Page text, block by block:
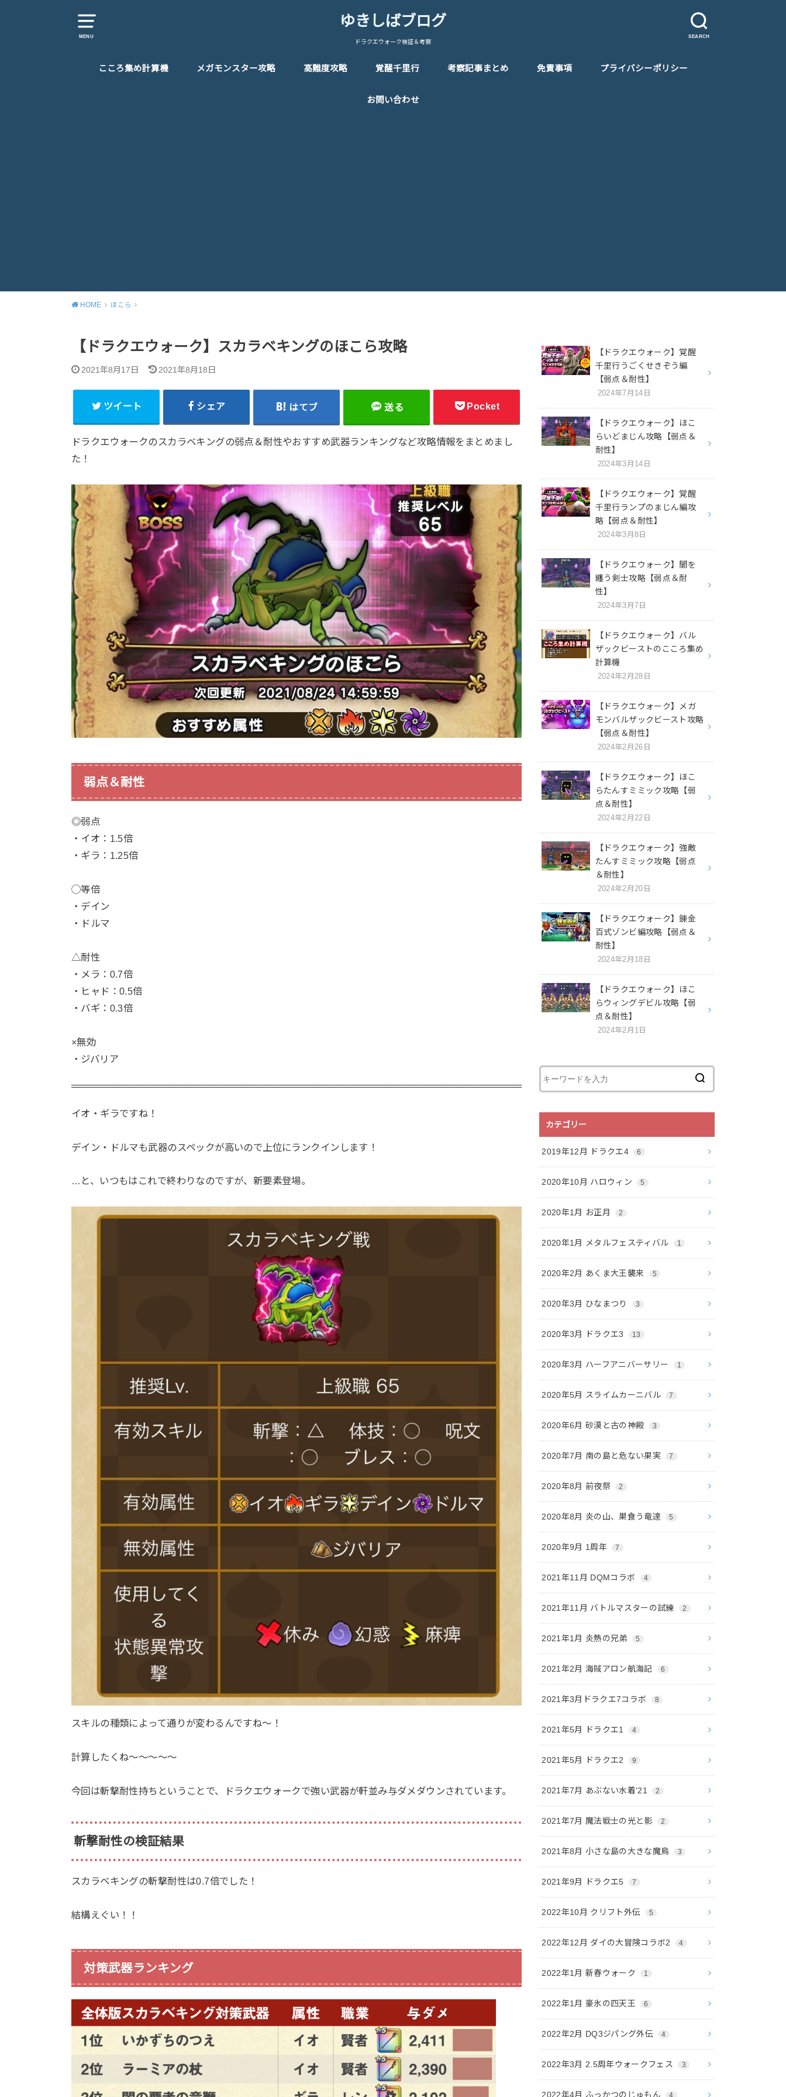
MENU SEARCH
ゆきしばブログ
ドラクエウォーク検証＆考察
こころ集め計算機 メガモンスター攻略 高難度攻略 覚醒千里行 考察記事まとめ 免責事項 プライバシーポリシー
お問い合わせ
HOME ほこら
【ドラクエウォーク】スカラベキングのほこら攻略
2021年8月17日 2021年8月18日
ツイート シェア はてブ 送る Pocket
ドラクエウォークのスカラベキングの弱点＆耐性やおすすめ武器ランキングなど攻略情報をまとめまし
た！
弱点＆耐性
◎弱点
・イオ：1.5倍
・ギラ：1.25倍
◯等倍
・デイン
・ドルマ
△耐性
・メラ：0.7倍
・ヒャド：0.5倍
・バギ：0.3倍
×無効
・ジバリア
イオ・ギラですね！
デイン・ドルマも武器のスペックが高いので上位にランクインします！
…と、いつもはこれで終わりなのですが、新要素登場。
スキルの種類によって通りが変わるんですね〜！
計算したくね〜〜〜〜〜
今回は斬撃耐性持ちということで、ドラクエウォークで強い武器が軒並み与ダメダウンされています。
斬撃耐性の検証結果
スカラベキングの斬撃耐性は0.7倍でした！
結構えぐい！！
対策武器ランキング
【ドラクエウォーク】覚醒
千里行うごくせきぞう編
【弱点＆耐性】
2024年7月14日
【ドラクエウォーク】ほこ
らいどまじん攻略【弱点＆
耐性】
2024年3月14日
【ドラクエウォーク】覚醒
千里行ランプのまじん編攻
略【弱点＆耐性】
2024年3月8日
【ドラクエウォーク】闇を
纏う剣士攻略【弱点＆耐
性】
2024年3月7日
【ドラクエウォーク】バル
ザックビーストのこころ集め
計算機
2024年2月28日
【ドラクエウォーク】メガ
モンバルザックビースト攻略
【弱点＆耐性】
2024年2月26日
【ドラクエウォーク】ほこ
らたんすミミック攻略【弱
点＆耐性】
2024年2月22日
【ドラクエウォーク】強敵
たんすミミック攻略【弱点
＆耐性】
2024年2月20日
【ドラクエウォーク】錬金
百式ゾンビ編攻略【弱点＆
耐性】
2024年2月18日
【ドラクエウォーク】ほこ
らウィングデビル攻略【弱
点＆耐性】
2024年2月1日
カテゴリー
2019年12月 ドラクエ4 6
2020年10月 ハロウィン 5
2020年1月 お正月 2
2020年1月 メタルフェスティバル 1
2020年2月 あくま大王襲来 5
2020年3月 ひなまつり 3
2020年3月 ドラクエ3 13
2020年3月 ハーフアニバーサリー 1
2020年5月 スライムカーニバル 7
2020年6月 砂漠と古の神殿 3
2020年7月 南の島と危ない果実 7
2020年8月 前夜祭 2
2020年8月 炎の山、巣食う竜達 5
2020年9月 1周年 7
2021年11月 DQMコラボ 4
2021年11月 バトルマスターの試練 2
2021年1月 炎熱の兄弟 5
2021年2月 海賊アロン航海記 6
2021年3月ドラクエ7コラボ 8
2021年5月 ドラクエ1 4
2021年5月 ドラクエ2 9
2021年7月 あぶない水着'21 2
2021年7月 魔法戦士の光と影 2
2021年8月 小さな島の大きな魔鳥 3
2021年9月 ドラクエ5 7
2022年10月 クリフト外伝 5
2022年12月 ダイの大冒険コラボ2 4
2022年1月 新春ウォーク 1
2022年1月 豪氷の四天王 6
2022年2月 DQ3ジパング外伝 4
2022年3月 2.5周年ウォークフェス 3
2022年4月 ふっかつのじゅもん 4